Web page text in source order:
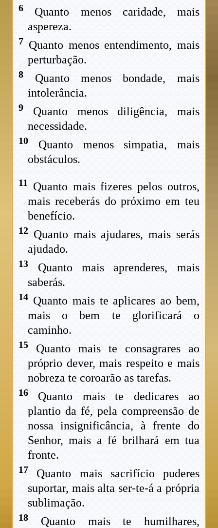
6 Quanto menos caridade, mais
aspereza.
7 Quanto menos entendimento, mais
perturbação.
8 Quanto menos bondade, mais
intolerância.
9 Quanto menos diligência, mais
necessidade.
10 Quanto menos simpatia, mais
obstáculos.
11
Quanto mais fizeres pelos outros,
mais receberás do próximo em teu
benefício.
12 Quanto mais ajudares, mais serás
ajudado.
13 Quanto mais aprenderes, mais
saberás.
14 Quanto mais te aplicares ao bem,
mais o bem te glorificará o
caminho.
15 Quanto mais te consagrares ao
próprio dever, mais respeito e mais
nobreza te coroarão as tarefas.
16 Quanto mais te dedicares ao
plantio da fé, pela compreensão de
nossa insignificância, à frente do
Senhor, mais a fé brilhará em tua
fronte.
17 Quanto mais sacrifício puderes
suportar, mais alta ser-te-á a própria
sublimação.
18 Quanto mais te humilhares,